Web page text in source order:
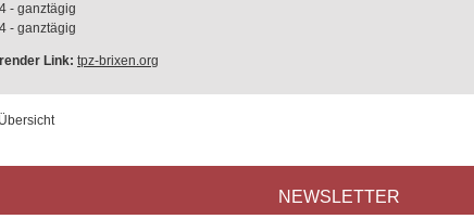
- ganztägig
- ganztägig
Link: tpz-brixen.org
NEWSLETTER